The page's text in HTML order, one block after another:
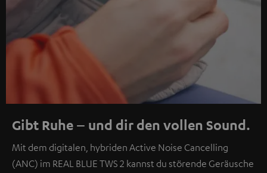
Gibt Ruhe – und dir den vollen Sound.
Mit dem digitalen, hybriden Active Noise Cancelling
(ANC) im REAL BLUE TWS 2 kannst du störende Geräusche